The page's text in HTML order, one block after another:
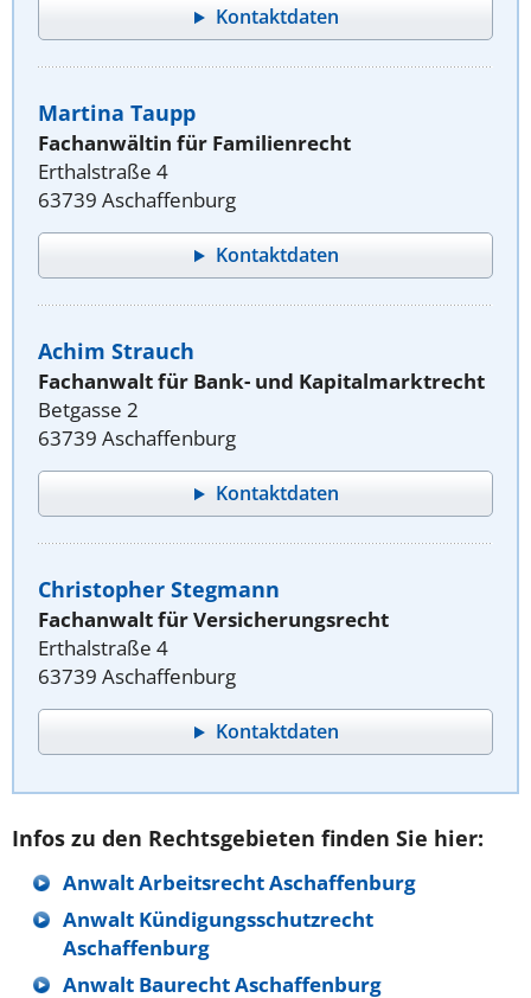
Kontaktdaten
Martina Taupp
Fachanwältin für Familienrecht
Erthalstraße 4
63739 Aschaffenburg
Kontaktdaten
Achim Strauch
Fachanwalt für Bank- und Kapitalmarktrecht
Betgasse 2
63739 Aschaffenburg
Kontaktdaten
Christopher Stegmann
Fachanwalt für Versicherungsrecht
Erthalstraße 4
63739 Aschaffenburg
Kontaktdaten
Infos zu den Rechtsgebieten finden Sie hier:
Anwalt Arbeitsrecht Aschaffenburg
Anwalt Kündigungsschutzrecht
Aschaffenburg
Anwalt Baurecht Aschaffenburg